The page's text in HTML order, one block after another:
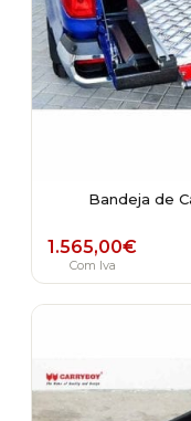
Bandeja de
1.565,00€
Com Iva